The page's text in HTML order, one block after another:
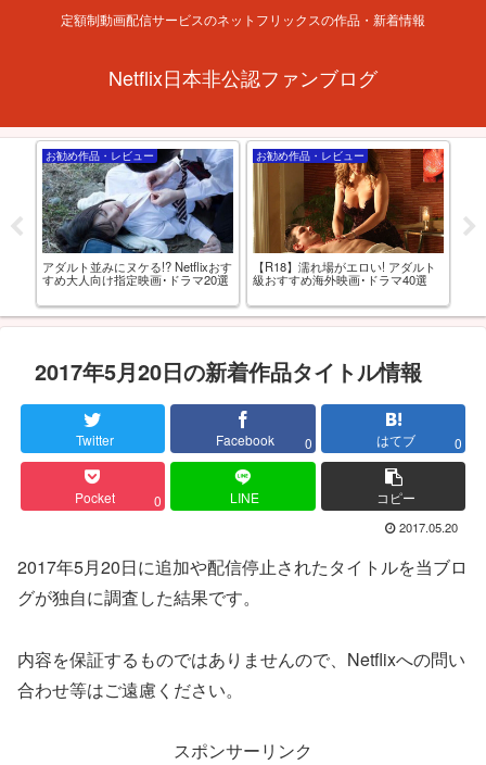
定額制動画配信サービスのネットフリックスの作品・新着情報
Netflix日本非公認ファンブログ
お勧め作品・レビュー
アダルト並みにヌケる!? Netflixおす
すめ大人向け指定映画･ドラマ20選
お勧め作品・レビュー
【R18】濡れ場がエロい! アダルト
級おすすめ海外映画･ドラマ40選
2017年5月20日の新着作品タイトル情報
Twitter Facebook 0 はてブ 0
Pocket 0 LINE コピー
2017.05.20
2017年5月20日に追加や配信停止されたタイトルを当ブロ
グが独自に調査した結果です。
内容を保証するものではありませんので、Netflixへの問い
合わせ等はご遠慮ください。
スポンサーリンク